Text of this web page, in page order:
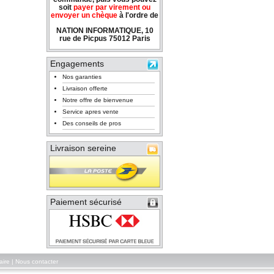
soit payer par virement ou
envoyer un chèque à l'ordre de
NATION INFORMATIQUE, 10
rue de Picpus 75012 Paris
Engagements
Nos garanties
Livraison offerte
Notre offre de bienvenue
Service apres vente
Des conseils de pros
Livraison sereine
Paiement sécurisé
Nous contacter